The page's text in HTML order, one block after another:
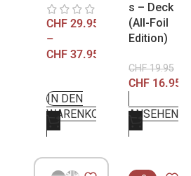
CHF 29.95
–
CHF 37.95
IN DEN
WARENKORB
s – Deck
(All-Foil
Edition)
CHF19.95
CHF 16.95
ANSEHEN